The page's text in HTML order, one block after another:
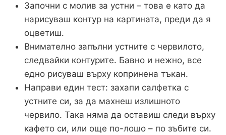
Започни с молив за устни – това е като да
нарисуваш контур на картината, преди да я
оцветиш.
Внимателно запълни устните с червилото,
следвайки контурите. Бавно и нежно, все
едно рисуваш върху копринена тъкан.
Направи един тест: захапи салфетка с
устните си, за да махнеш излишното
червило. Така няма да оставиш следи върху
кафето си, или още по-лошо – по зъбите си.